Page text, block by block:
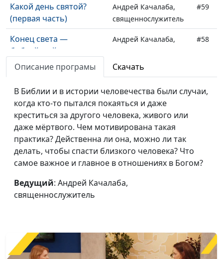
Какой день святой?
(первая часть)
Андрей Качалаба,
священнослужитель
#59
Конец света —
библейский взгляд
Андрей Качалаба,
#58
Как реагировать на
Андрей Качалаба,
Что нас ждёт в новом
году?
Андрей Качалаба,
священнослужитель
Кто придумал
Рождество?
Андрей Качалаба,
священнослужитель
Кто счастливее всех и
как таким стать?
Андрей Качалаба,
священнослужитель
#54
Что общего у Красной
Жить, чтобы покупать?
Андрей Качалаба,
священнослужитель
#52
Описание програмы Скачать
В Библии и в истории человечества были случаи,
когда кто-то пытался покаяться и даже
креститься за другого человека, живого или
даже мёртвого. Чем мотивирована такая
практика? Действенна ли она, можно ли так
делать, чтобы спасти близкого человека? Что
самое важное и главное в отношениях в Богом?
Ведущий: Андрей Качалаба,
священнослужитель